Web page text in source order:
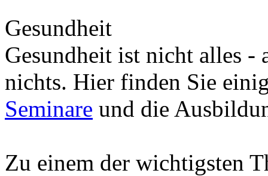
Gesundheit
Gesundheit ist nicht alles -
nichts. Hier finden Sie
Seminare und die
Zu einem der wichtigsten